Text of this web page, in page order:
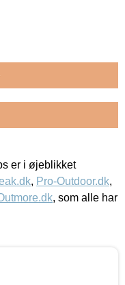
er i øjeblikket
, Pro-Outdoor.dk,
, som alle har